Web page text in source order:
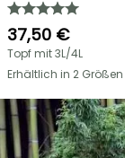
37,50 €
Topf mit 3L/4L
Erhältlich in 2 Größen